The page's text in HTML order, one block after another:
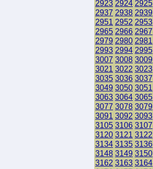
2923 2924 2925
2937 2938 2939
2951 2952 2953
2965 2966 2967
2979 2980 2981
2993 2994 2995
3007 3008 3009
3021 3022 3023
3035 3036 3037
3049 3050 3051
3063 3064 3065
3077 3078 3079
3091 3092 3093
3105 3106 3107
3120 3121 3122
3134 3135 3136
3148 3149 3150
3162 3163 3164